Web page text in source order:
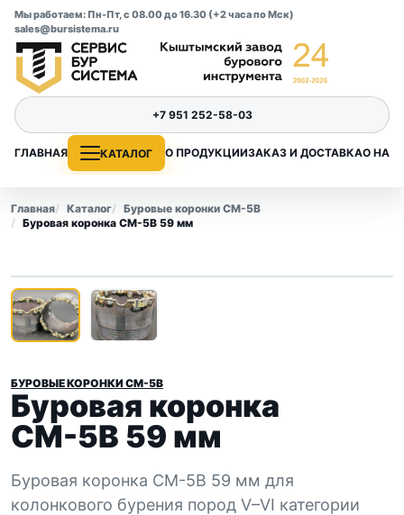
Мы работаем: Пн-Пт, с 08.00 до 16.30 (+2 часа по Мск)
sales@bursistema.ru
ГЛАВНАЯ КАТАЛОГ О ПРОДУКЦИИЗАКАЗ И ДОСТАВКАО НАС
+7 951 252-58-03
Главная Каталог
Буровые коронки СМ-5В
Буровая коронка СМ-5В 59 мм
‹ ›
БУРОВЫЕ КОРОНКИ СМ-5В
Буровая коронка
СМ-5В 59 мм
Буровая коронка СМ-5В 59 мм для
колонкового бурения пород V–VI категории